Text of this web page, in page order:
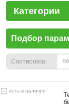
Категории
Подбор
Сортировка:
есть в наличии